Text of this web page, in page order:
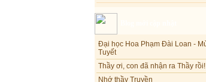
Tuyết
Thầy ơi, con đã nhận ra Thầy rồi!
Nhớ thầy Truyền